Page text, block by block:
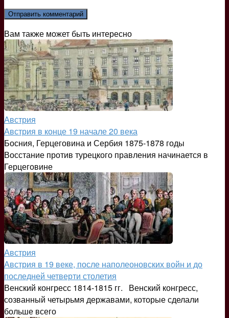
Вам также может быть интересно
Австрия
Австрия в конце 19 начале 20 века
Босния, Герцеговина и Сербия 1875-1878 годы
Восстание против турецкого правления начинается в
Герцеговине
Австрия
Австрия в 19 веке, после наполеоновских войн и до
последней четверти столетия
Венский конгресс 1814-1815 гг. Венский конгресс,
созванный четырьмя державами, которые сделали
больше всего